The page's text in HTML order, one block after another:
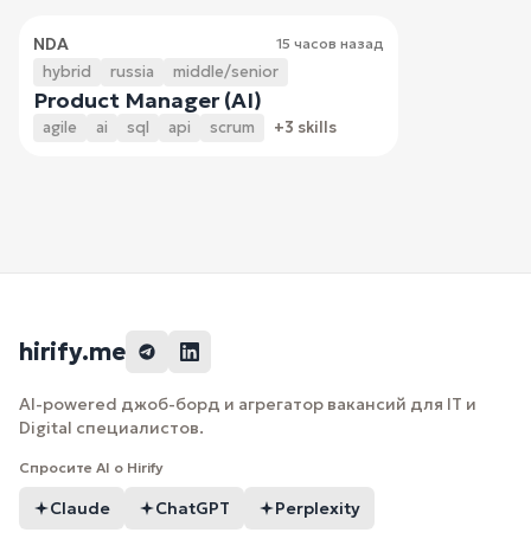
NDA 15 часов назад
hybrid russia middle/senior
Product Manager (AI)
agile ai sql api scrum +3 skills
hirify.me
AI-powered джоб-борд и агрегатор вакансий для IT и
Digital специалистов.
Спросите AI о Hirify
Claude ChatGPT Perplexity